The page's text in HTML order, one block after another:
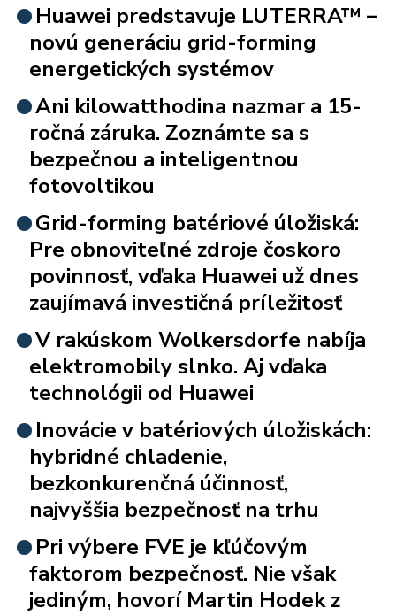
Huawei predstavuje LUTERRA™ –
novú generáciu grid-forming
energetických systémov
Ani kilowatthodina nazmar a 15-
ročná záruka. Zoznámte sa s
bezpečnou a inteligentnou
fotovoltikou
Grid-forming batériové úložiská:
Pre obnoviteľné zdroje čoskoro
povinnosť, vďaka Huawei už dnes
zaujímavá investičná príležitosť
V rakúskom Wolkersdorfe nabíja
elektromobily slnko. Aj vďaka
technológii od Huawei
Inovácie v batériových úložiskách:
hybridné chladenie,
bezkonkurenčná účinnosť,
najvyššia bezpečnosť na trhu
Pri výbere FVE je kľúčovým
faktorom bezpečnosť. Nie však
jediným, hovorí Martin Hodek z